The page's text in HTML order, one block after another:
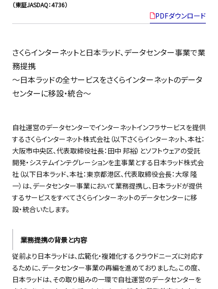
（東証JASDAQ：4736）
PDFダウンロード
さくらインターネットと日本ラッド、データセンター事業で業
務提携
〜日本ラッドの全サービスをさくらインターネットのデータ
センターに移設・統合〜
自社運営のデータセンターでインターネットインフラサービスを提供
するさくらインターネット株式会社（以下さくらインターネット、本社：
大阪市中央区、代表取締役社長：田中 邦裕）とソフトウェアの受託
開発・システムインテグレーションを主事業とする日本ラッド株式会
社（以下日本ラッド、本社：東京都港区、代表取締役会長：大塚 隆
一）は、データセンター事業において業務提携し、日本ラッドが提供
するサービスをすべてさくらインターネットのデータセンターに移
設・統合いたします。
業務提携の背景と内容
従前より日本ラッドは、広範化・複雑化するクラウドニーズに対応す
るために、データセンター事業の再編を進めておりました。この度、
日本ラッドは、その取り組みの一環で自社運営のデータセンターを